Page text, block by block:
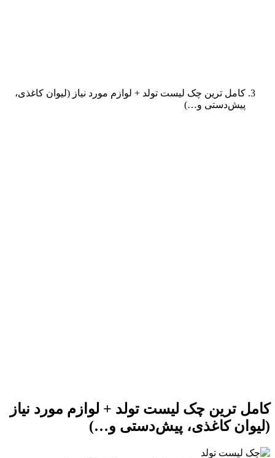
کامل ترین چک لیست تولد + لوازم مورد نیاز (لیوان کاغذی،
پیش‌دستی و…)
کامل ترین چک لیست تولد + لوازم مورد نیاز
(لیوان کاغذی، پیش‌دستی و…)